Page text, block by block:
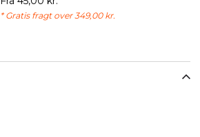
* Gratis fragt over 349,00 kr.